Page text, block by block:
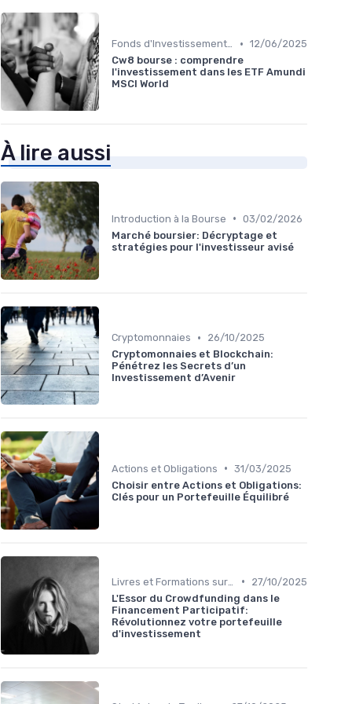
Fonds d'Investissement et ETF • 12/06/2025
Cw8 bourse : comprendre
l'investissement dans les ETF Amundi
MSCI World
À lire aussi
Introduction à la Bourse • 03/02/2026
Marché boursier: Décryptage et
stratégies pour l'investisseur avisé
Cryptomonnaies •
26/10/2025
Cryptomonnaies et Blockchain:
Pénétrez les Secrets d’un
Investissement d’Avenir
Actions et Obligations • 31/03/2025
Choisir entre Actions et Obligations:
Clés pour un Portefeuille Équilibré
•
27/10/2025
L'Essor du Crowdfunding dans le
Financement Participatif:
Révolutionnez votre portefeuille
d'investissement